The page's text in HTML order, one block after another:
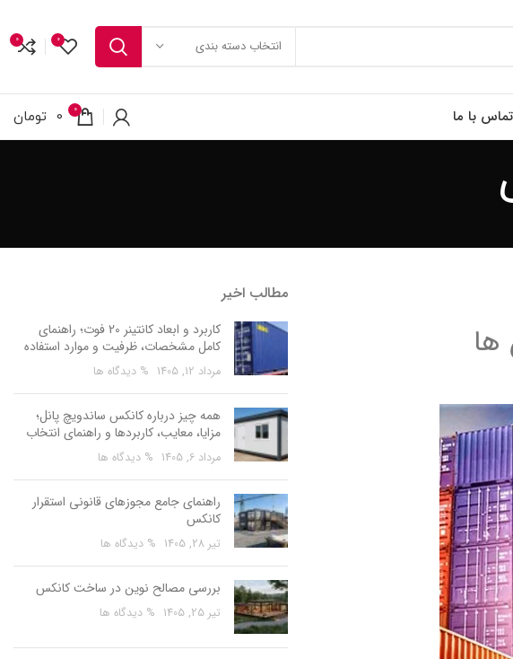
انتخاب دسته بندی 0
0
تماس با ما 0
0 تومان
ها
مطالب اخیر
کاربرد و ابعاد کانتینر 20 فوت؛ راهنمای
کامل مشخصات، ظرفیت و موارد استفاده
مرداد 12, 1405 % دیدگاه ها
همه چیز درباره کانکس ساندویچ پانل؛
مزایا، معایب، کاربردها و راهنمای انتخاب
مرداد 6, 1405 % دیدگاه ها
راهنمای جامع مجوزهای قانونی استقرار
کانکس
تیر 28, 1405 % دیدگاه ها
بررسی مصالح نوین در ساخت کانکس
تیر 25, 1405 % دیدگاه ها